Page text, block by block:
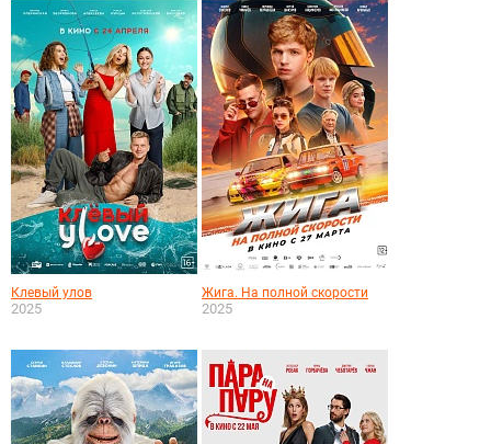
Клевый улов
2025
Жига. На полной скорости
2025